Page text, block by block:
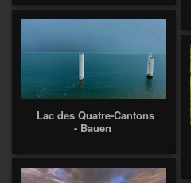
Lac des Quatre-Cantons
- Bauen